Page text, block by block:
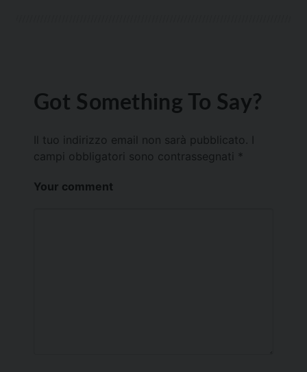
Got Something To Say?
Il tuo indirizzo email non sarà pubblicato.
campi obbligatori sono contrassegnati *
Your comment